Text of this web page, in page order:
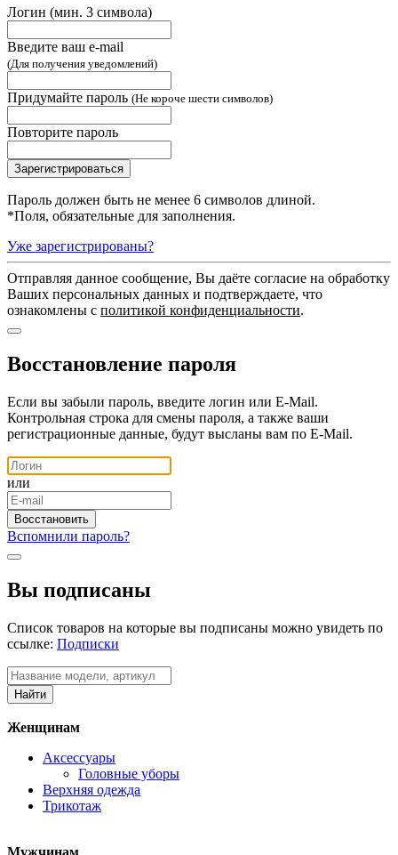
Логин (мин. 3 символа)
Введите ваш e-mail
(Для получения уведомлений)
Придумайте пароль (Не короче шести символов)
Повторите пароль
Пароль должен быть не менее 6 символов длиной.
*Поля, обязательные для заполнения.
Уже зарегистрированы?
Отправляя данное сообщение, Вы даёте согласие на обработку
Ваших персональных данных и подтверждаете, что
ознакомлены с политикой конфиденциальности.
Восстановление пароля
Если вы забыли пароль, введите логин или E-Mail.
Контрольная строка для смены пароля, а также ваши
регистрационные данные, будут высланы вам по E-Mail.
или
Вспомнили пароль?
Вы подписаны
Список товаров на которые вы подписаны можно увидеть по
ссылке: Подписки
Женщинам
Аксессуары
Головные уборы
Верхняя одежда
Трикотаж
Мужчинам